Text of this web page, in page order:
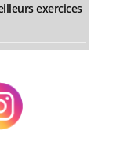
exercices